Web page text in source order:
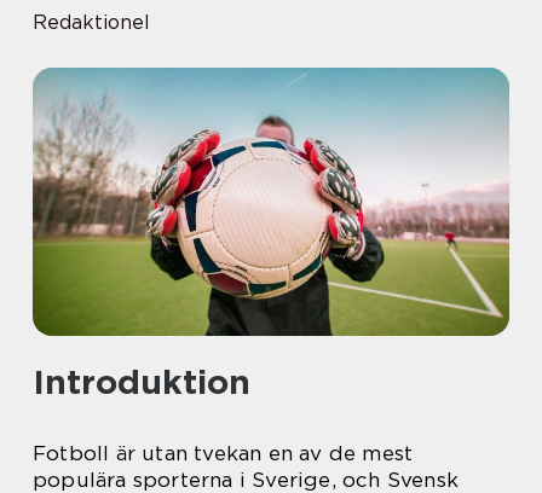
Redaktionel
Introduktion
Fotboll är utan tvekan en av de mest
populära sporterna i Sverige, och Svensk